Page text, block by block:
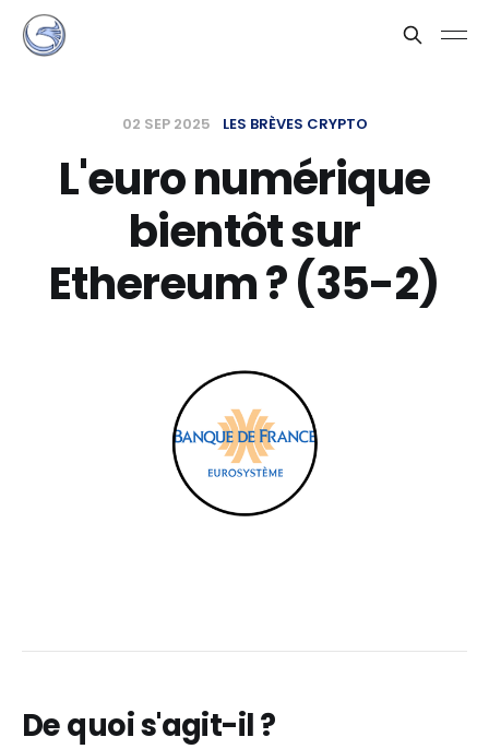
02 SEP 2025 LES BRÈVES CRYPTO
L'euro numérique
bientôt sur
Ethereum ? (35-2)
De quoi s'agit-il ?